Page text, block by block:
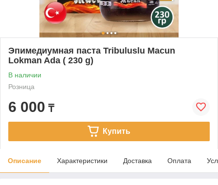
Эпимедиумная паста Tribuluslu Macun
Lokman Ada ( 230 g)
В наличии
Розница
6 000 ₸
Купить
Описание Характеристики Доставка Оплата